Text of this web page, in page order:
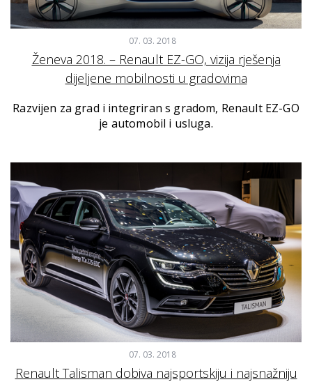
07. 03. 2018
Ženeva 2018. – Renault EZ-GO, vizija rješenja
dijeljene mobilnosti u gradovima
Razvijen za grad i integriran s gradom, Renault EZ-GO
je automobil i usluga.
07. 03. 2018
Renault Talisman dobiva najsportskiju i najsnažniju